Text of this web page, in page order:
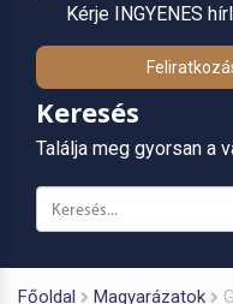
Kérje INGYENES
Keresés
Találja meg gyorsan a
Főoldal Magyarázatok